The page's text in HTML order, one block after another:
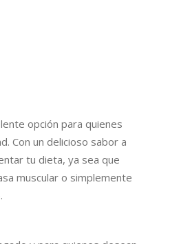
opción para quienes
Con un delicioso sabor a
tu dieta, ya sea que
muscular o simplemente